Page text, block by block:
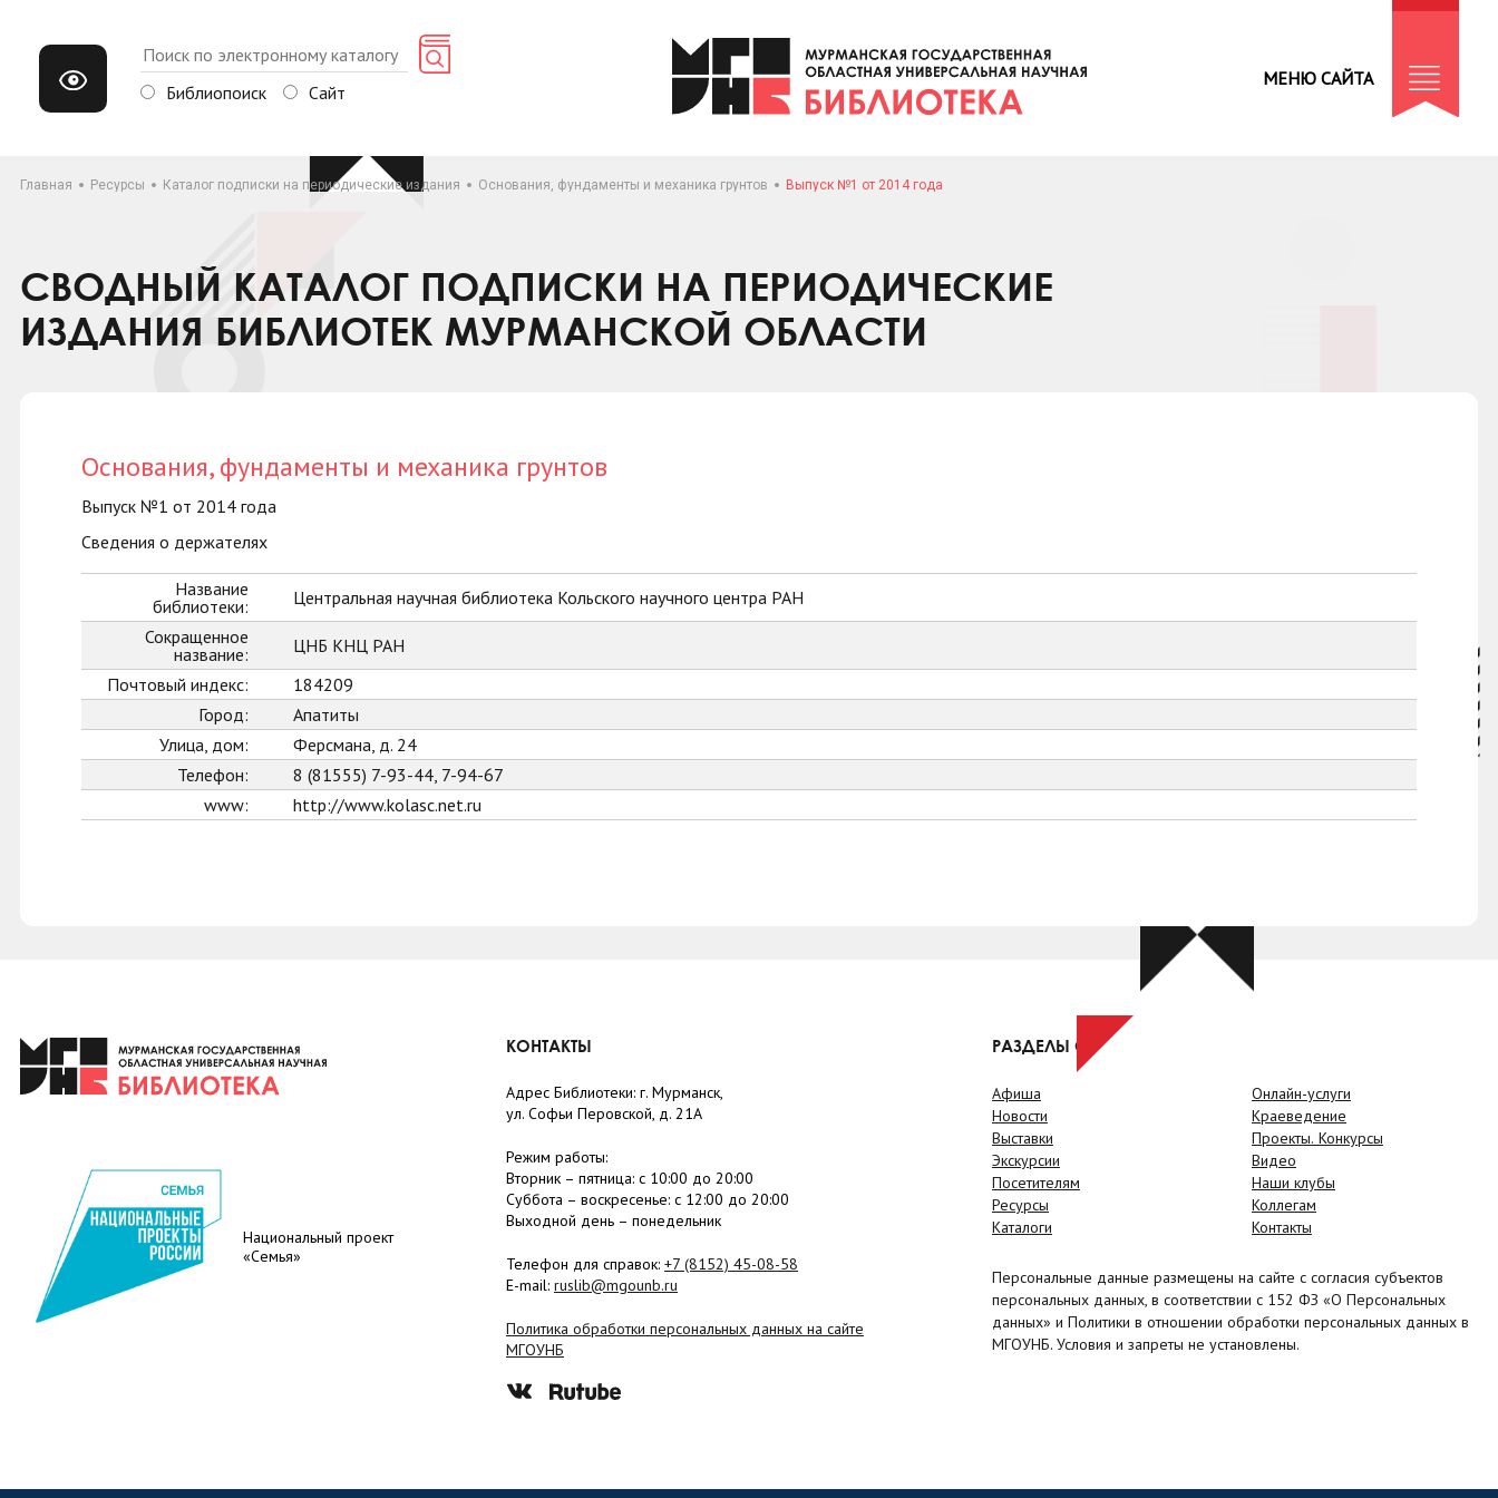
Библиопоиск Сайт
МЕНЮ САЙТА
Главная Ресурсы Каталог подписки на периодические издания Основания, фундаменты и механика грунтов Выпуск №1 от 2014 года
СВОДНЫЙ КАТАЛОГ ПОДПИСКИ НА ПЕРИОДИЧЕСКИЕ
ИЗДАНИЯ БИБЛИОТЕК МУРМАНСКОЙ ОБЛАСТИ
Основания, фундаменты и механика грунтов
Выпуск №1 от 2014 года
Сведения о держателях
Название
библиотеки:
Центральная научная библиотека Кольского научного центра РАН
Сокращенное
название:
ЦНБ КНЦ РАН
Почтовый индекс:
184209
Город:
Апатиты
Улица, дом:
Ферсмана, д. 24
Телефон:
8 (81555) 7-93-44, 7-94-67
www:
http://www.kolasc.net.ru
Национальный проект
«Семья»
КОНТАКТЫ
Адрес Библиотеки: г. Мурманск,
ул. Софьи Перовской, д. 21А
Режим работы:
Вторник – пятница: с 10:00 до 20:00
Суббота – воскресенье: c 12:00 до 20:00
Выходной день – понедельник
Телефон для справок: +7 (8152) 45-08-58
E-mail: ruslib@mgounb.ru
Политика обработки персональных данных на сайте
МГОУНБ
РАЗДЕЛЫ САЙТА
Афиша
Новости
Выставки
Экскурсии
Посетителям
Ресурсы
Каталоги
Онлайн-услуги
Краеведение
Проекты. Конкурсы
Видео
Наши клубы
Коллегам
Контакты
Персональные данные размещены на сайте с согласия субъектов
персональных данных, в соответствии с 152 ФЗ «О Персональных
данных» и Политики в отношении обработки персональных данных в
МГОУНБ. Условия и запреты не установлены.